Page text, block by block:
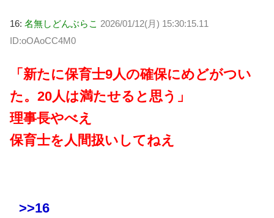
16: 名無しどんぶらこ 2026/01/12(月) 15:30:15.11
ID:oOAoCC4M0
「新たに保育士9人の確保にめどがつい
た。20人は満たせると思う」
理事長やべえ
保育士を人間扱いしてねえ
>>16